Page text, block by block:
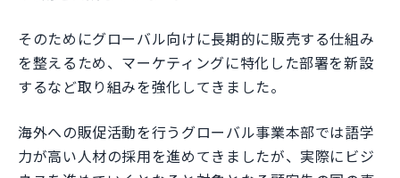
そのためにグローバル向けに長期的に販売する仕組み
を整えるため、マーケティングに特化した部署を新設
するなど取り組みを強化してきました。
海外への販促活動を行うグローバル事業本部では語学
力が高い人材の採用を進めてきましたが、実際にビジ